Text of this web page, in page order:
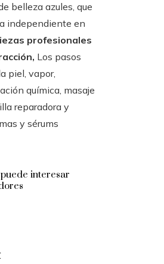
belleza azules, que
independiente en
profesionales
Los pasos
piel, vapor,
química, masaje
reparadora y
y sérums
interesar